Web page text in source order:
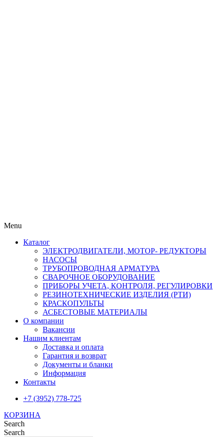
Menu
Каталог
ЭЛЕКТРОДВИГАТЕЛИ, МОТОР- РЕДУКТОРЫ
НАСОСЫ
ТРУБОПРОВОДНАЯ АРМАТУРА
СВАРОЧНОЕ ОБОРУДОВАНИЕ
ПРИБОРЫ УЧЕТА, КОНТРОЛЯ, РЕГУЛИРОВКИ
РЕЗИНОТЕХНИЧЕСКИЕ ИЗДЕЛИЯ (РТИ)
КРАСКОПУЛЬТЫ
АСБЕСТОВЫЕ МАТЕРИАЛЫ
О компании
Вакансии
Нашим клиентам
Доставка и оплата
Гарантия и возврат
Документы и бланки
Информация
Контакты
+7 (3952) 778-725
КОРЗИНА
Search
Search